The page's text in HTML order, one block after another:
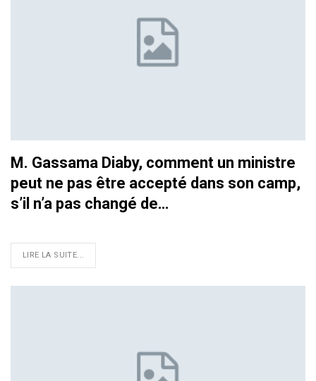
M. Gassama Diaby, comment un ministre
peut ne pas être accepté dans son camp,
s’il n’a pas changé de…
LIRE LA SUITE...